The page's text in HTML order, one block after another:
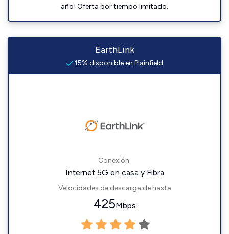
año! Oferta por tiempo limitado.
EarthLink
15% disponible en Plainfield
Conexión:
Internet 5G en casa y Fibra
Velocidades de descarga de hasta
425Mbps